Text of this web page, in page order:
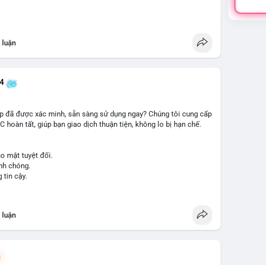
luận
đã được xác minh, sẵn sàng sử dụng ngay? Chúng tôi cung cấp
hoàn tất, giúp bạn giao dịch thuận tiện, không lo bị hạn chế.
mật tuyệt đối.
chóng.
tin cậy.
và sở hữu tài khoản ngay hôm nay:
luận